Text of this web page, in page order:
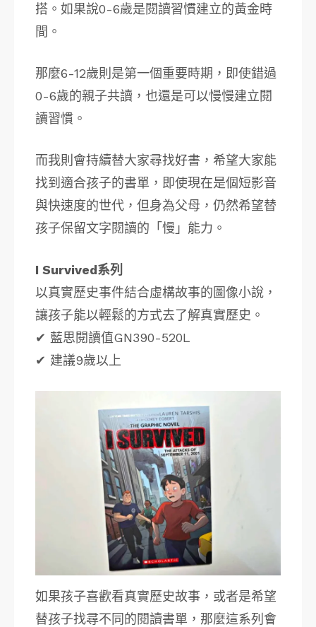
搭。如果說0-6歲是閱讀習慣建立的黃金時
間。
那麼6-12歲則是第一個重要時期，即使錯過
0-6歲的親子共讀，也還是可以慢慢建立閱
讀習慣。
而我則會持續替大家尋找好書，希望大家能
找到適合孩子的書單，即使現在是個短影音
與快速度的世代，但身為父母，仍然希望替
孩子保留文字閱讀的「慢」能力。
I Survived系列
以真實歷史事件結合虛構故事的圖像小說，
讓孩子能以輕鬆的方式去了解真實歷史。
✔ 藍思閱讀值GN390-520L
✔ 建議9歲以上
如果孩子喜歡看真實歷史故事，或者是希望
替孩子找尋不同的閱讀書單，那麼這系列會